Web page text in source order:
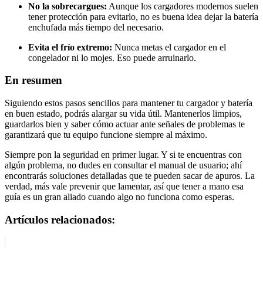
No la sobrecargues: Aunque los cargadores modernos suelen
tener protección para evitarlo, no es buena idea dejar la batería
enchufada más tiempo del necesario.
Evita el frío extremo: Nunca metas el cargador en el
congelador ni lo mojes. Eso puede arruinarlo.
En resumen
Siguiendo estos pasos sencillos para mantener tu cargador y batería
en buen estado, podrás alargar su vida útil. Mantenerlos limpios,
guardarlos bien y saber cómo actuar ante señales de problemas te
garantizará que tu equipo funcione siempre al máximo.
Siempre pon la seguridad en primer lugar. Y si te encuentras con
algún problema, no dudes en consultar el manual de usuario; ahí
encontrarás soluciones detalladas que te pueden sacar de apuros. La
verdad, más vale prevenir que lamentar, así que tener a mano esa
guía es un gran aliado cuando algo no funciona como esperas.
Artículos relacionados: